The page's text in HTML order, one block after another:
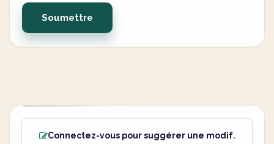
Soumettre
Connectez-vous pour suggérer une modif.